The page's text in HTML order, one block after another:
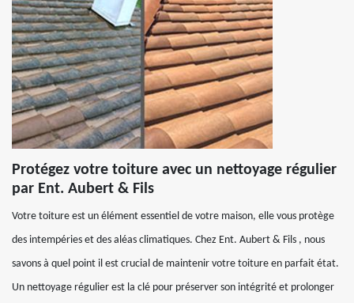
Protégez votre toiture avec un nettoyage régulier
par Ent. Aubert & Fils
Votre toiture est un élément essentiel de votre maison, elle vous protège
des intempéries et des aléas climatiques. Chez Ent. Aubert & Fils , nous
savons à quel point il est crucial de maintenir votre toiture en parfait état.
Un nettoyage régulier est la clé pour préserver son intégrité et prolonger